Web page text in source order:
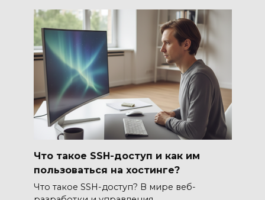
Что такое SSH-доступ и как им
пользоваться на хостинге?
Что такое SSH-доступ? В мире веб-